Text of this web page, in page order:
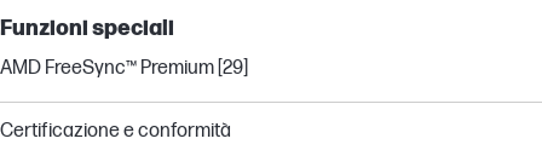
Funzioni speciali
AMD FreeSync™ Premium [29]
Certificazione e conformità